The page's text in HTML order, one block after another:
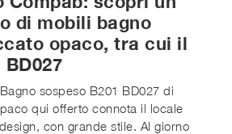
di mobili bagno
opaco, tra cui il
sospeso B201 BD027 di
qui offerto connota il locale
con grande stile. Al giorno